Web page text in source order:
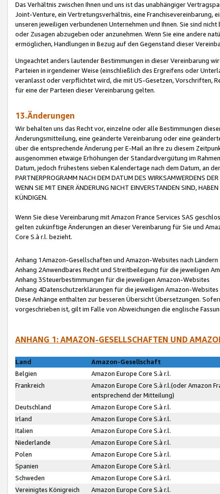
Das Verhältnis zwischen Ihnen und uns ist das unabhängiger
Joint-Venture, ein Vertretungsverhältnis, eine Franchisevereinbarung,
unseren jeweiligen verbundenen Unternehmen und Ihnen. Sie sind
oder Zusagen abzugeben oder anzunehmen. Wenn Sie eine andere
ermöglichen, Handlungen in Bezug auf den Gegenstand dieser
Ungeachtet anders lautender Bestimmungen in dieser Vereinbarung
Parteien in irgendeiner Weise (einschließlich des Ergreifens oder
veranlasst oder verpflichtet wird, die mit US-Gesetzen, Vorschriften,
für eine der Parteien dieser Vereinbarung gelten.
13.Änderungen
Wir behalten uns das Recht vor, einzelne oder alle Bestimmungen
Änderungsmitteilung, eine geänderte Vereinbarung oder eine
über die entsprechende Änderung per E-Mail an Ihre zu diesem
ausgenommen etwaige Erhöhungen der Standardvergütung im
Datum, jedoch frühestens sieben Kalendertage nach dem Datum, an
PARTNERPROGRAMM NACH DEM DATUM DES WIRKSAMWERDENS
WENN SIE MIT EINER ÄNDERUNG NICHT EINVERSTANDEN SIND,
KÜNDIGEN.
Wenn Sie diese Vereinbarung mit Amazon France Services SAS
gelten zukünftige Änderungen an dieser Vereinbarung für Sie und
Core S.à r.l. bezieht.
Anhang 1Amazon-Gesellschaften und Amazon-Websites nach Ländern
Anhang 2Anwendbares Recht und Streitbeilegung für die jeweiligen
Anhang 3Steuerbestimmungen für die jeweiligen Amazon-Websites
Anhang 4Datenschutzerklärungen für die jeweiligen Amazon-Websites
Diese Anhänge enthalten zur besseren Übersicht Übersetzungen.
vorgeschrieben ist, gilt im Falle von Abweichungen die englische
ANHANG 1: AMAZON-GESELLSCHAFTEN UND
Land
Amazon-Gesellschaft
Belgien
Amazon Europe Core S.à r.l.
Frankreich
Amazon Europe Core S.à r.l.(oder Amazon
entsprechend der Mitteilung)
Deutschland
Amazon Europe Core S.à r.l.
Irland
Amazon Europe Core S.à r.l.
Italien
Amazon Europe Core S.à r.l.
Niederlande
Amazon Europe Core S.à r.l.
Polen
Amazon Europe Core S.à r.l.
Spanien
Amazon Europe Core S.à r.l.
Schweden
Amazon Europe Core S.à r.l.
Vereinigtes Königreich
Amazon Europe Core S.à r.l.